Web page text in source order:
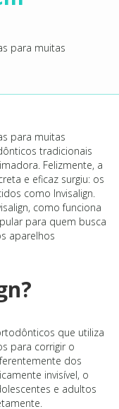
para muitas
para muitas
tradicionais
Felizmente, a
e eficaz surgiu: os
como Invisalign.
como funciona
para quem busca
aparelhos
que utiliza
para corrigir o
dos
invisível, o
e adultos